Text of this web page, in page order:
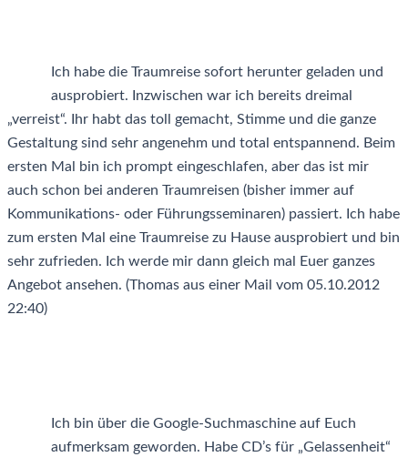
Ich habe die Traumreise sofort herunter geladen und
ausprobiert. Inzwischen war ich bereits dreimal
„verreist“. Ihr habt das toll gemacht, Stimme und die ganze
Gestaltung sind sehr angenehm und total entspannend. Beim
ersten Mal bin ich prompt eingeschlafen, aber das ist mir
auch schon bei anderen Traumreisen (bisher immer auf
Kommunikations- oder Führungsseminaren) passiert. Ich habe
zum ersten Mal eine Traumreise zu Hause ausprobiert und bin
sehr zufrieden. Ich werde mir dann gleich mal Euer ganzes
Angebot ansehen. (Thomas aus einer Mail vom 05.10.2012
22:40)
Ich bin über die Google-Suchmaschine auf Euch
aufmerksam geworden. Habe CD’s für „Gelassenheit“